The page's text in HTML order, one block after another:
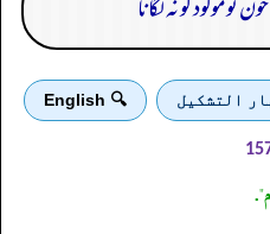
نومولود کو نہ لگانا
التشكيل 🔍 English